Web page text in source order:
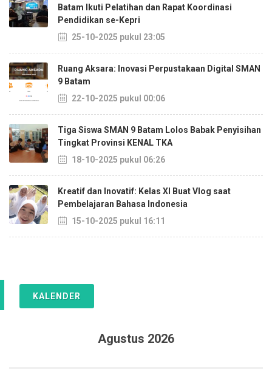
Batam Ikuti Pelatihan dan Rapat Koordinasi
Pendidikan se-Kepri
25-10-2025 pukul 23:05
Ruang Aksara: Inovasi Perpustakaan Digital SMAN
9 Batam
22-10-2025 pukul 00:06
Tiga Siswa SMAN 9 Batam Lolos Babak Penyisihan
Tingkat Provinsi KENAL TKA
18-10-2025 pukul 06:26
Kreatif dan Inovatif: Kelas XI Buat Vlog saat
Pembelajaran Bahasa Indonesia
15-10-2025 pukul 16:11
KALENDER
Agustus 2026